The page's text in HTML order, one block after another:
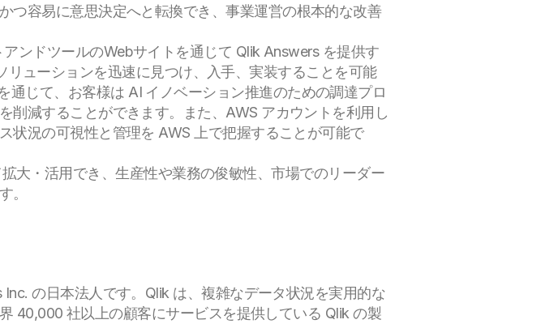
つ容易に意思決定へと転換でき、事業運営の根本的な改善
ンドツールのWebサイトを通じて Qlik Answers を提供す
ューションを迅速に見つけ、入手、実装することを可能
じて、お客様は AI イノベーション推進のための調達プロ
削減することができます。また、AWS アカウントを利用し
状況の可視性と管理を AWS 上で把握することが可能で
大・活用でき、生産性や業務の俊敏性、市場でのリーダー
。
の日本法人です。Qlik は、複雑なデータ状況を実用的な
40,000 社以上の顧客にサービスを提供している Qlik の製